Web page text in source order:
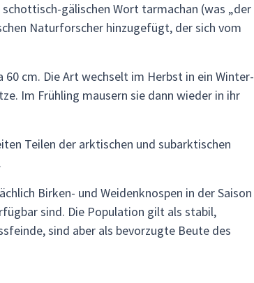
gälischen Wort tarmachan (was „der
Naturforscher hinzugefügt, der sich vom
cm. Die Art wechselt im Herbst in ein Winter-
Im Frühling mausern sie dann wieder in ihr
Teilen der arktischen und subarktischen
Birken- und Weidenknospen in der Saison
sind. Die Population gilt als stabil,
sind aber als bevorzugte Beute des